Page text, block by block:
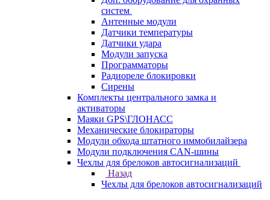
систем
Антенные модули
Датчики температуры
Датчики удара
Модули запуска
Программаторы
Радиореле блокировки
Сирены
Комплекты центрального замка и
активаторы
Маяки GPS\ГЛОНАСС
Механические блокираторы
Модули обхода штатного иммобилайзера
Модули подключения CAN-шины
Чехлы для брелоков автосигнализаций
Назад
Чехлы для брелоков автосигнализаций